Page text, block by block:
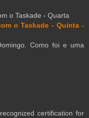
o Taskade - Quarta
o Taskade - Quinta -
Como foi e uma
certification for